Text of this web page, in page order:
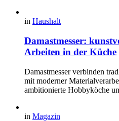
in Haushalt
Damastmesser:
Arbeiten in der Küche
Damastmesser verbinden
mit moderner
ambitionierte Hobbyköche
in Magazin